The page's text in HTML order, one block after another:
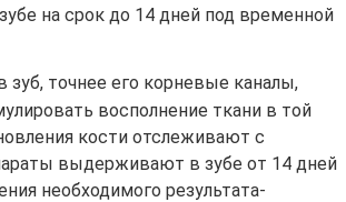
на срок до 14 дней под временной
зуб, точнее его корневые каналы,
восполнение ткани в той
кости отслеживают с
выдерживают в зубе от 14 дней
необходимого результата-